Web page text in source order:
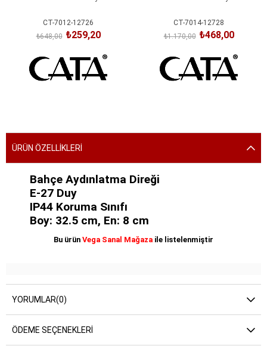
CT-7012-12726
₺259,20
₺648,00
CT-7014-12728
₺468,00
₺1.170,00
ÜRÜN ÖZELLIKLERI
Bahçe Aydınlatma Direği
E-27 Duy
IP44 Koruma Sınıfı
Boy: 32.5 cm, En: 8 cm
Bu ürün Vega Sanal Mağaza ile listelenmiştir
YORUMLAR(0)
ÖDEME SEÇENEKLERI